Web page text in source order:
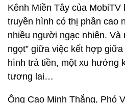
Kênh Miền Tây của MobiTV
truyền hình có thị phần cao
nhiều người ngạc nhiên. Và
ngọt” giữa việc kết hợp
hình trả tiền, một xu hướng
tương lai…
Ông Cao Minh Thắng, Phó